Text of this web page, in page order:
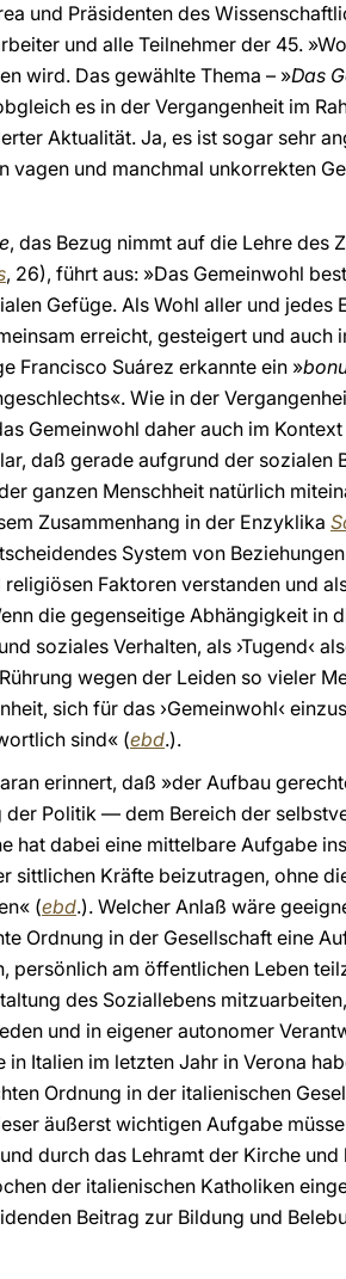
und Präsidenten des
und alle Teilnehmer der 45.
wird. Das gewählte Thema – »Das
es in der Vergangenheit im
Aktualität. Ja, es ist sogar sehr
vagen und manchmal unkorrekten
, das Bezug nimmt auf die Lehre des
, 26), führt aus: »Das Gemeinwohl
Gefüge. Als Wohl aller und jedes
erreicht, gesteigert und
Francisco Suárez erkannte ein »
Wie in der
Gemeinwohl daher auch im
daß gerade aufgrund der sozialen
ganzen Menschheit natürlich
Zusammenhang in der Enzyklika
System von
Faktoren verstanden und
die gegenseitige Abhängigkeit in
soziales Verhalten, als ›Tugend‹
wegen der Leiden so vieler
sich für das ›Gemeinwohl‹
sind« (ebd.).
erinnert, daß »der Aufbau
der Politik — dem Bereich der
hat dabei eine mittelbare Aufgabe
sittlichen Kräfte beizutragen, ohne
(ebd.). Welcher Anlaß wäre
Ordnung in der Gesellschaft eine
persönlich am öffentlichen Leben
des Soziallebens
und in eigener autonomer
Italien im letzten Jahr in Verona
Ordnung in der italienischen
äußerst wichtigen Aufgabe
durch das Lehramt der Kirche
der italienischen Katholiken
Beitrag zur Bildung und